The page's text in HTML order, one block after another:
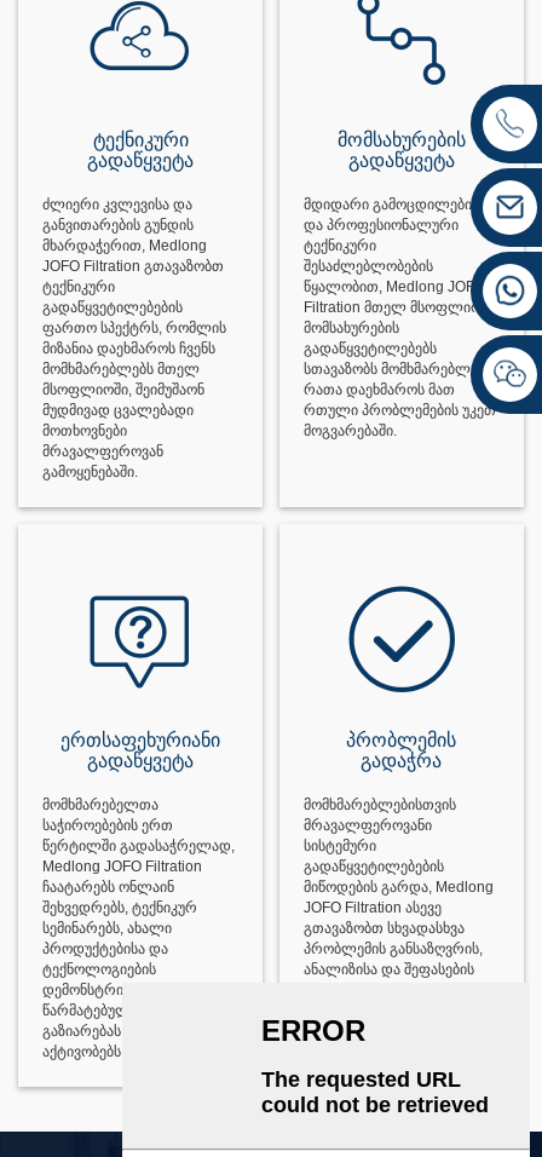
ტექნიკური
გადაწყვეტა
ძლიერი კვლევისა და
განვითარების გუნდის
მხარდაჭერით, Medlong
JOFO Filtration გთავაზობთ
ტექნიკური
გადაწყვეტილებების
ფართო სპექტრს, რომლის
მიზანია დაეხმაროს ჩვენს
მომხმარებლებს მთელ
მსოფლიოში, შეიმუშაონ
მუდმივად ცვალებადი
მოთხოვნები
მრავალფეროვან
გამოყენებაში.
მომსახურების
გადაწყვეტა
მდიდარი გამოცდილებისა
და პროფესიონალური
ტექნიკური
შესაძლებლობების
წყალობით, Medlong JOFO
Filtration მთელ მსოფლიოში
მომსახურების
გადაწყვეტილებებს
სთავაზობს მომხმარებლებს,
რათა დაეხმაროს მათ
რთული პრობლემების უკეთ
მოგვარებაში.
ერთსაფეხურიანი
გადაწყვეტა
მომხმარებელთა
საჭიროებების ერთ
წერტილში გადასაჭრელად,
Medlong JOFO Filtration
ჩაატარებს ონლაინ
შეხვედრებს, ტექნიკურ
სემინარებს, ახალი
პროდუქტებისა და
ტექნოლოგიების
დემონსტრირებას,
წარმატებული შემთხვევების
გაზიარებას და სხვა
აქტივობებს.
პრობლემის
გადაჭრა
მომხმარებლებისთვის
მრავალფეროვანი
სისტემური
გადაწყვეტილებების
მიწოდების გარდა, Medlong
JOFO Filtration ასევე
გთავაზობთ სხვადასხვა
პრობლემის განსაზღვრის,
ანალიზისა და შეფასების